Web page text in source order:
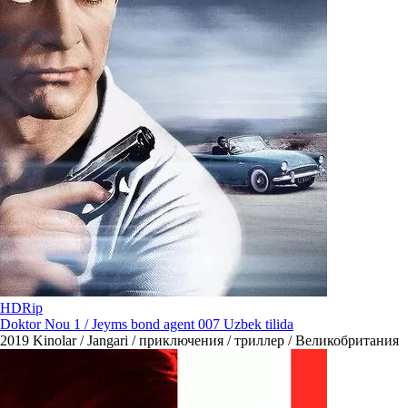
HDRip
Doktor Nou 1 / Jeyms bond agent 007 Uzbek tilida
2019 Kinolar / Jangari / приключения / триллер / Великобритания